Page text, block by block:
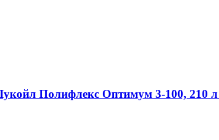
Полифлекс Оптимум 3-100, 210 л